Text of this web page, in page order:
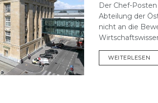
Der Chef-
Abteilung der
nicht an die
WEITERLESEN